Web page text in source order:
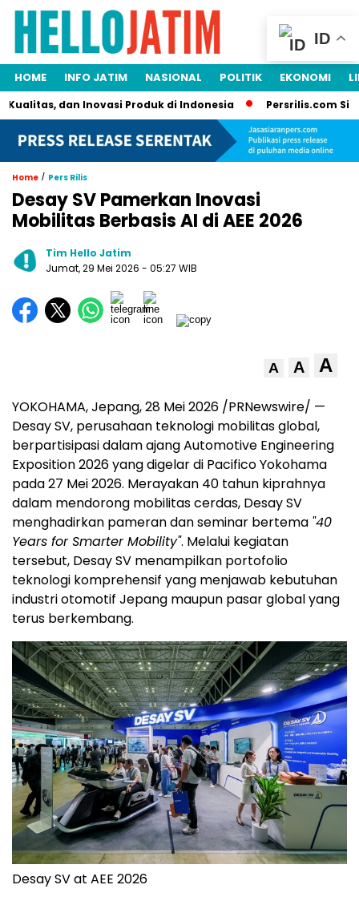
HOME INFO JATIM NASIONAL POLITIK EKONOMI
dan Inovasi Produk di Indonesia Persrilis.com Siap
Home / Pers Rilis
Desay SV Pamerkan Inovasi
Mobilitas Berbasis AI di AEE 2026
Tim Hello Jatim
Jumat, 29 Mei 2026 - 05:27 WIB
A A A
YOKOHAMA, Jepang, 28 Mei 2026 /PRNewswire/ —
Desay SV, perusahaan teknologi mobilitas global,
berpartisipasi dalam ajang Automotive Engineering
Exposition 2026 yang digelar di Pacifico Yokohama
pada 27 Mei 2026. Merayakan 40 tahun kiprahnya
dalam mendorong mobilitas cerdas, Desay SV
menghadirkan pameran dan seminar bertema "40
Years for Smarter Mobility". Melalui kegiatan
tersebut, Desay SV menampilkan portofolio
teknologi komprehensif yang menjawab kebutuhan
industri otomotif Jepang maupun pasar global yang
terus berkembang.
Desay SV at AEE 2026
ID